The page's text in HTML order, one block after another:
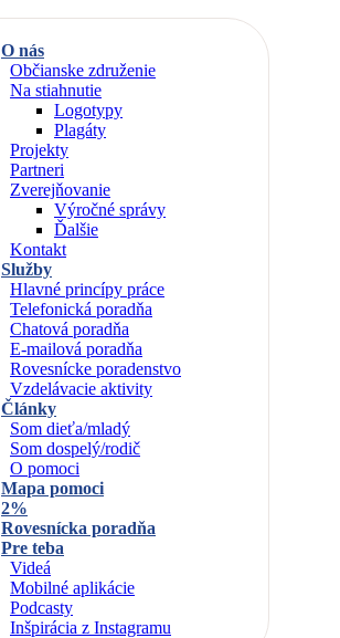
O nás
Občianske združenie
Na stiahnutie
Logotypy
Plagáty
Projekty
Partneri
Zverejňovanie
Výročné správy
Ďalšie
Kontakt
Služby
Hlavné princípy práce
Telefonická poradňa
Chatová poradňa
E-mailová poradňa
Rovesnícke poradenstvo
Vzdelávacie aktivity
Články
Som dieťa/mladý
Som dospelý/rodič
O pomoci
Mapa pomoci
2%
Rovesnícka poradňa
Pre teba
Videá
Mobilné aplikácie
Podcasty
Inšpirácia z Instagramu